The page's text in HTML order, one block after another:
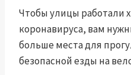
Чтобы улицы работали
коронавируса, вам
больше места для
безопасной езды на